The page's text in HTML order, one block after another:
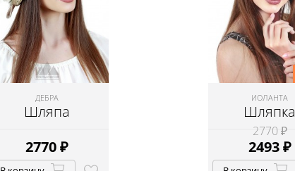
ДЕБРА
Шляпа
2770₽
ИОЛАНТА
Шляпка
2770 ₽
2493₽